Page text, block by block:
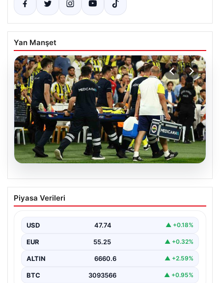
Yan Manşet
Fenerbahçe’de Sturm Graz maçında
Oosterwolde’den kahreden haber!
Piyasa Verileri
USD 47.74 ▲ +0.18%
EUR 55.25 ▲ +0.32%
ALTIN 6660.6 ▲ +2.59%
BTC 3093566 ▲ +0.95%